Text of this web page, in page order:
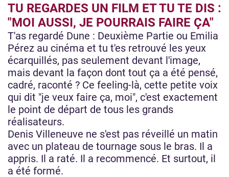
TU REGARDES UN FILM ET TU TE DIS :
"MOI AUSSI, JE POURRAIS FAIRE ÇA"
T'as regardé Dune : Deuxième Partie ou Emilia
Pérez au cinéma et tu t'es retrouvé les yeux
écarquillés, pas seulement devant l'image,
mais devant la façon dont tout ça a été pensé,
cadré, raconté ? Ce feeling-là, cette petite voix
qui dit "je veux faire ça, moi", c'est exactement
le point de départ de tous les grands
réalisateurs.
Denis Villeneuve ne s'est pas réveillé un matin
avec un plateau de tournage sous le bras. Il a
appris. Il a raté. Il a recommencé. Et surtout, il
a été formé.